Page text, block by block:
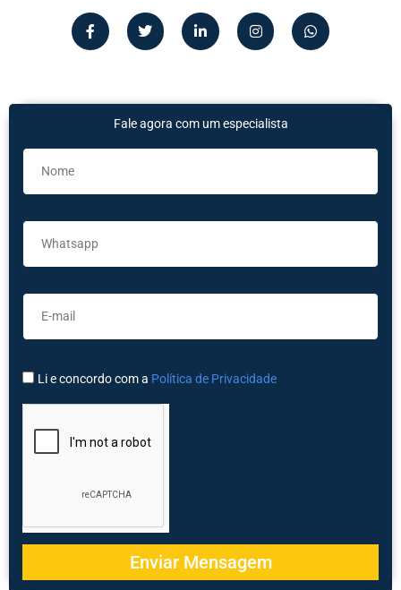
Fale agora com um especialista
Li e concordo com a Política de Privacidade
Enviar Mensagem